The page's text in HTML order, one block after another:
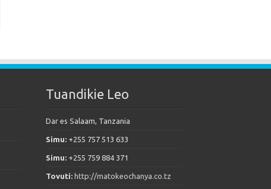
Tuandikie Leo
Dar es Salaam, Tanzania
Simu: +255 757 513 633
Simu: +255 759 884 371
Tovuti: http://matokeochanya.co.tz